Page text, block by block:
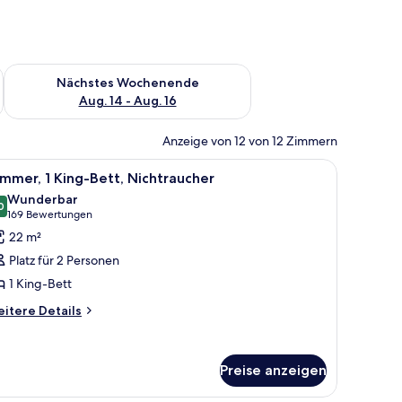
Aug. 7 - Aug. 9.
Nächstes Wochenende
Aug. 14 - Aug. 16
Überprüfe die Verfügbarkeit für nächstes Wochenende, Aug.
Anzeige von 12 von 12 Zimmern
Allergikerbettwaren, Zimmersafe,
13 1 King-Bett, Nichtraucher
von 10
Wunderbar
169 Bewertungen
(169
Bewertungen)
22 m²
Platz für 2 Personen
1 King-Bett
Details
Preise anzeigen